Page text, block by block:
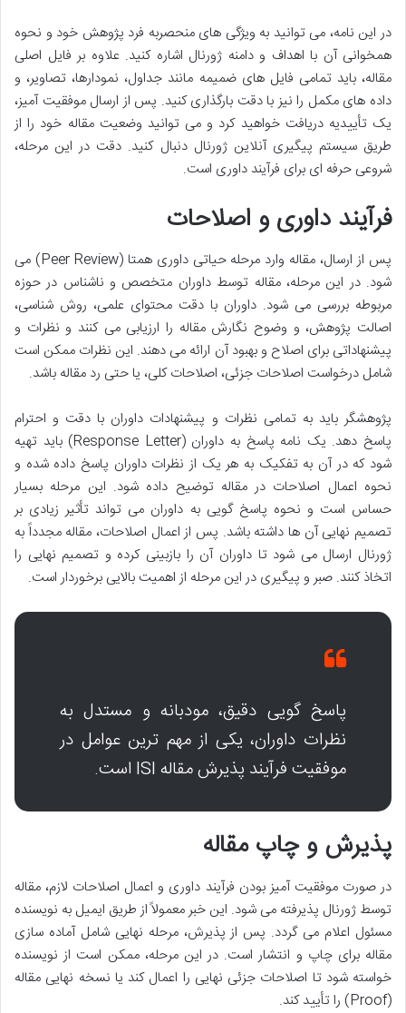
در این نامه، می توانید به ویژگی های منحصربه فرد پژوهش خود و نحوه
همخوانی آن با اهداف و دامنه ژورنال اشاره کنید. علاوه بر فایل اصلی
مقاله، باید تمامی فایل های ضمیمه مانند جداول، نمودارها، تصاویر، و
داده های مکمل را نیز با دقت بارگذاری کنید. پس از ارسال موفقیت آمیز،
یک تأییدیه دریافت خواهید کرد و می توانید وضعیت مقاله خود را از
طریق سیستم پیگیری آنلاین ژورنال دنبال کنید. دقت در این مرحله،
شروعی حرفه ای برای فرآیند داوری است.
فرآیند داوری و اصلاحات
پس از ارسال، مقاله وارد مرحله حیاتی داوری همتا (Peer Review) می
شود. در این مرحله، مقاله توسط داوران متخصص و ناشناس در حوزه
مربوطه بررسی می شود. داوران با دقت محتوای علمی، روش شناسی،
اصالت پژوهش، و وضوح نگارش مقاله را ارزیابی می کنند و نظرات و
پیشنهاداتی برای اصلاح و بهبود آن ارائه می دهند. این نظرات ممکن است
شامل درخواست اصلاحات جزئی، اصلاحات کلی، یا حتی رد مقاله باشد.
پژوهشگر باید به تمامی نظرات و پیشنهادات داوران با دقت و احترام
پاسخ دهد. یک نامه پاسخ به داوران (Response Letter) باید تهیه
شود که در آن به تفکیک به هر یک از نظرات داوران پاسخ داده شده و
نحوه اعمال اصلاحات در مقاله توضیح داده شود. این مرحله بسیار
حساس است و نحوه پاسخ گویی به داوران می تواند تأثیر زیادی بر
تصمیم نهایی آن ها داشته باشد. پس از اعمال اصلاحات، مقاله مجدداً به
ژورنال ارسال می شود تا داوران آن را بازبینی کرده و تصمیم نهایی را
اتخاذ کنند. صبر و پیگیری در این مرحله از اهمیت بالایی برخوردار است.
پاسخ گویی دقیق، مودبانه و مستدل به
نظرات داوران، یکی از مهم ترین عوامل در
موفقیت فرآیند پذیرش مقاله ISI است.
پذیرش و چاپ مقاله
در صورت موفقیت آمیز بودن فرآیند داوری و اعمال اصلاحات لازم، مقاله
توسط ژورنال پذیرفته می شود. این خبر معمولاً از طریق ایمیل به نویسنده
مسئول اعلام می گردد. پس از پذیرش، مرحله نهایی شامل آماده سازی
مقاله برای چاپ و انتشار است. در این مرحله، ممکن است از نویسنده
خواسته شود تا اصلاحات جزئی نهایی را اعمال کند یا نسخه نهایی مقاله
(Proof) را تأیید کند.